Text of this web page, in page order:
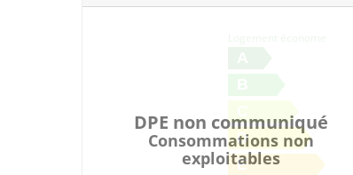
D
E
DPE non communiqué
Consommations non
exploitables